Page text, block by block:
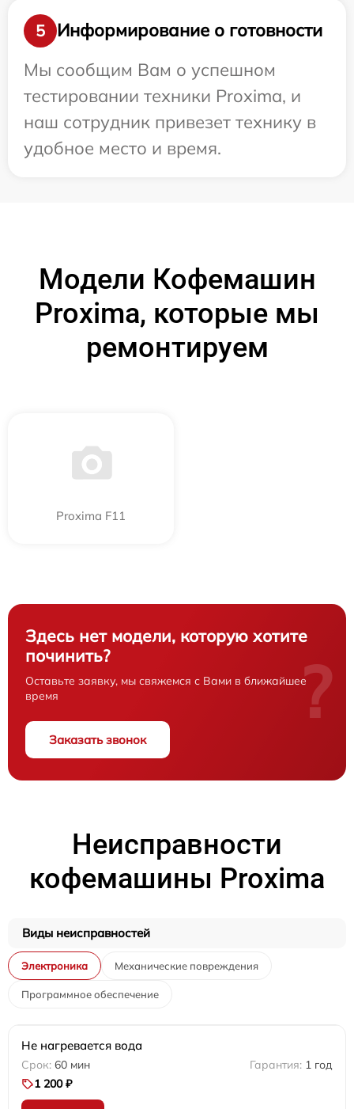
5
Информирование о готовности
Мы сообщим Вам о успешном
тестировании техники Proxima, и
наш сотрудник привезет технику в
удобное место и время.
Модели Кофемашин
Proxima, которые мы
ремонтируем
Proxima F11
Здесь нет модели, которую хотите
починить?
Оставьте заявку, мы свяжемся с Вами в ближайшее
время
Заказать звонок
?
Неисправности
кофемашины Proxima
Виды неисправностей
Электроника Механические повреждения
Программное обеспечение
Не нагревается вода
60 мин
1 год
1 200 ₽